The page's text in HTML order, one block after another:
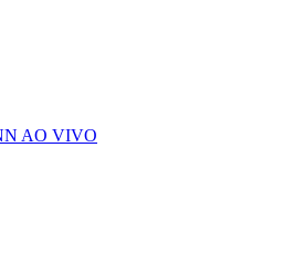
AO VIVO